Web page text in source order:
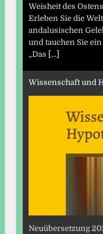
Weisheit des
Erleben Sie die
andalusischen
und tauchen Sie
„Das [...]
Wissenschaft und
Neuübersetzung